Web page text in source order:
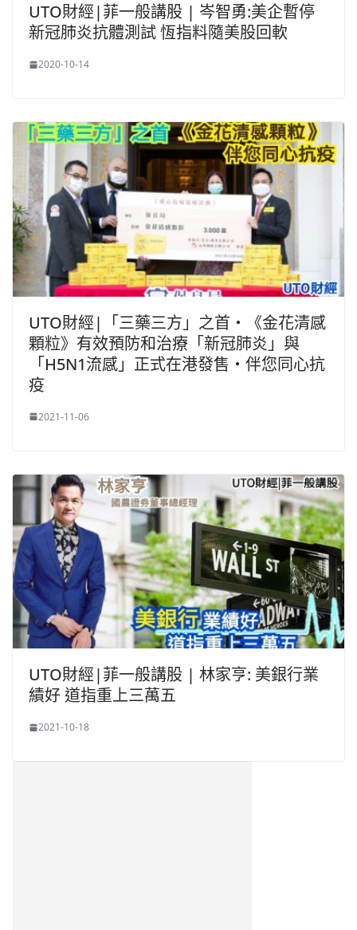
UTO財經|菲一般講股 | 岑智勇:美企暫停
新冠肺炎抗體測試 恆指料隨美股回軟
2020-10-14
UTO財經|「三藥三方」之首‧《金花清感
顆粒》有效預防和治療「新冠肺炎」與
「H5N1流感」正式在港發售‧伴您同心抗
疫
2021-11-06
UTO財經|菲一般講股 | 林家亨: 美銀行業
績好 道指重上三萬五
2021-10-18